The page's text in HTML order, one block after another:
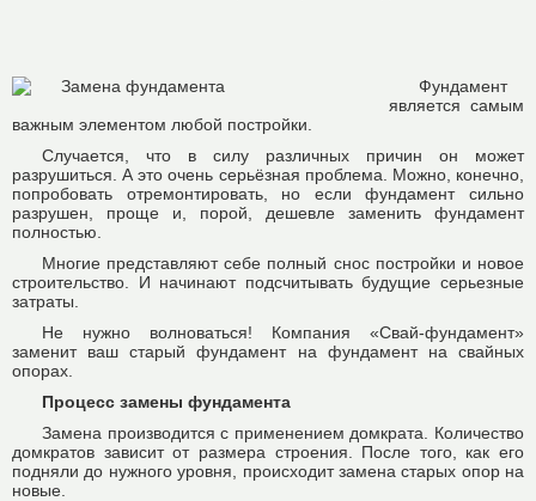
Фундамент
является самым
важным элементом любой постройки.
Случается, что в силу различных причин он может
разрушиться. А это очень серьёзная проблема. Можно, конечно,
попробовать отремонтировать, но если фундамент сильно
разрушен, проще и, порой, дешевле заменить фундамент
полностью.
Многие представляют себе полный снос постройки и новое
строительство. И начинают подсчитывать будущие серьезные
затраты.
Не нужно волноваться! Компания «Свай-фундамент»
заменит ваш старый фундамент на фундамент на свайных
опорах.
Процесс замены фундамента
Замена производится с применением домкрата. Количество
домкратов зависит от размера строения. После того, как его
подняли до нужного уровня, происходит замена старых опор на
новые.